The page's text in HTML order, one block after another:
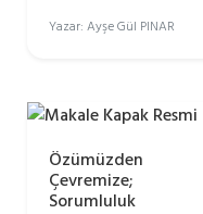
Yazar: Ayşe Gül PINAR
Özümüzden
Çevremize;
Sorumluluk